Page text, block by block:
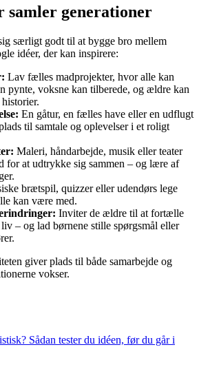
samler generationer
særligt godt til at bygge bro mellem
idéer, der kan inspirere:
Lav fælles madprojekter, hvor alle kan
pynte, voksne kan tilberede, og ældre kan
En gåtur, en fælles have eller en udflugt
til samtale og oplevelser i et roligt
Maleri, håndarbejde, musik eller teater
for at udtrykke sig sammen – og lære af
brætspil, quizzer eller udendørs lege
kan være med.
Inviter de ældre til at fortælle
– og lad børnene stille spørgsmål eller
giver plads til både samarbejde og
vokser.
Sådan tester du idéen, før du går i